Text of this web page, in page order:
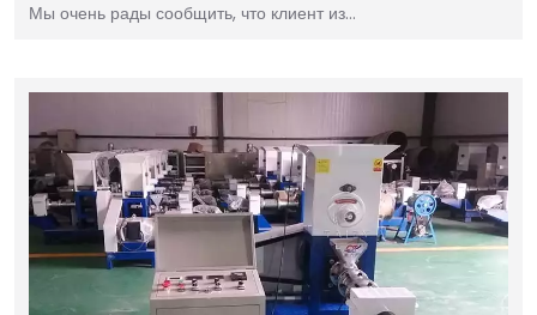
Мы очень рады сообщить, что клиент из…